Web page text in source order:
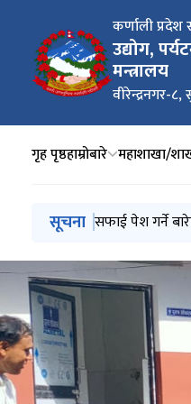
कर्णाली प्रदेश
उद्योग,
मन्त्रालय
वीरेन्द्रनगर-८,
गृह पृष्ठहाम्रोबारे महाशाखा/
मुख्य नेभिगेसनमा जानुहोस्
सूचना डिभिजन वन
सफाई पेश गर्ने
वातावरणीय
आ.व. २०८२/८३ को
स्तर वृद्धिका लागि